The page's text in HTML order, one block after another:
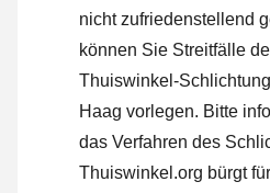
nicht zufriedenstellend
können Sie Streitfälle
Thuiswinkel-
Haag vorlegen. Bitte
das Verfahren des
Thuiswinkel.org bürgt